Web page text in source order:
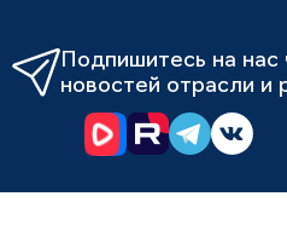
Подпишитесь на
новостей отрасли и